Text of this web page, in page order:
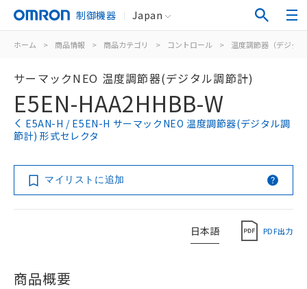
制御機器 Japan
ホーム > 商品情報 > 商品カテゴリ > コントロール > 温度調節器（デジタ
サーマックNEO 温度調節器(デジタル調節計)
E5EN-HAA2HHBB-W
E5AN-H / E5EN-H サーマックNEO 温度調節器(デジタル調
節計) 形式セレクタ
マイリストに追加
日本語 PDF出力
商品概要